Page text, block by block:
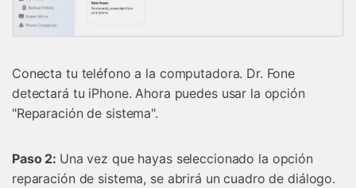
Conecta tu teléfono a la computadora. Dr. Fone
detectará tu iPhone. Ahora puedes usar la opción
"Reparación de sistema".
Paso 2: Una vez que hayas seleccionado la opción
reparación de sistema, se abrirá un cuadro de diálogo.